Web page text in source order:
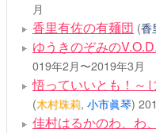
月
香里有佐の有麺団 (香
ゆうきのぞみの
019年2月〜2019年3月
悟っていいとも！～
(木村珠莉, 小市眞琴)
佳村はるかのわ、わ